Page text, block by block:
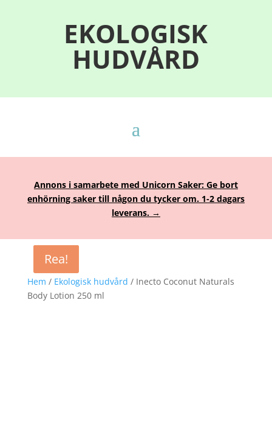
EKOLOGISK
HUDVÅRD
Annons i samarbete med Unicorn Saker: Ge bort
enhörning saker till någon du tycker om. 1-2 dagars
leverans. →
Hem / Ekologisk hudvård / Inecto Coconut Naturals
Body Lotion 250 ml
Rea!
Rea!